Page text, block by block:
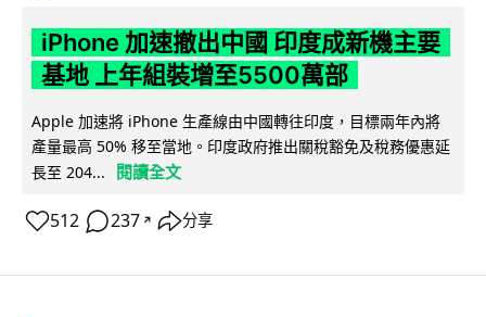
iPhone 加速撤出中國 印度成新機主要
基地 上年組裝增至5500萬部
Apple 加速將 iPhone 生產線由中國轉往印度，目標兩年內將
產量最高 50% 移至當地。印度政府推出關稅豁免及稅務優惠延
長至 204...
閱讀全文
512 237 ↗ 分享